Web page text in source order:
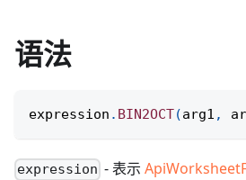
语法
expression . BIN2OCT(arg1 ,
expression - 表示